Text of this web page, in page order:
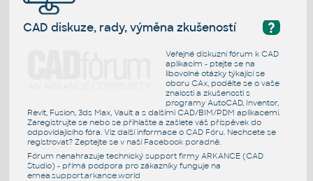
?
CAD diskuze, rady, výměna zkušeností
Veřejné diskuzní fórum k CAD
aplikacím - ptejte se na
libovolné otázky týkající se
oboru CAx, podělte se o vaše
znalosti a zkušenosti s
programy AutoCAD, Inventor,
Revit, Fusion, 3ds Max, Vault a s dalšími CAD/BIM/PDM aplikacemi.
Zaregistrujte se nebo se přihlašte a zašlete váš příspěvek do
odpovídajícího fóra. Viz další informace o CAD Fóru. Nechcete se
registrovat? Zeptejte se v naší Facebook poradně.
Fórum nenahrazuje technický support firmy ARKANCE (CAD
Studio) - přímá podpora pro zákazníky funguje na
emea.support.arkance.world